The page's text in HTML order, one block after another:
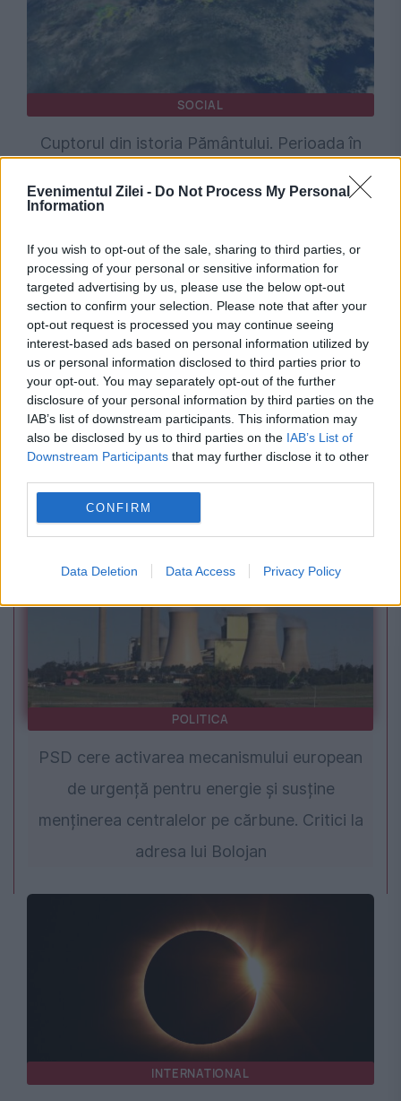
Evenimentul Zilei - Do Not Process My Personal
Information
If you wish to opt-out of the sale, sharing to third parties, or
processing of your personal or sensitive information for
targeted advertising by us, please use the below opt-out
section to confirm your selection. Please note that after your
opt-out request is processed you may continue seeing
interest-based ads based on personal information utilized by
us or personal information disclosed to third parties prior to
your opt-out. You may separately opt-out of the further
disclosure of your personal information by third parties on the
IAB’s list of downstream participants. This information may
also be disclosed by us to third parties on the IAB’s List of
Downstream Participants that may further disclose it to other
CONFIRM
Data Deletion Data Access Privacy Policy
SOCIAL
Cuptorul din istoria Pământului. Perioada în
care pe planetă a fost mai cald ca niciodată
SOCIAL
Valuri de lumină și întuneric aleargă pe pământ.
Fenomenul misterios observat înaintea
eclipselor
POLITICA
PSD cere activarea mecanismului european
de urgență pentru energie și susține
menținerea centralelor pe cărbune. Critici la
adresa lui Bolojan
INTERNATIONAL